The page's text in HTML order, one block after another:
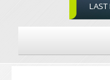
LAST